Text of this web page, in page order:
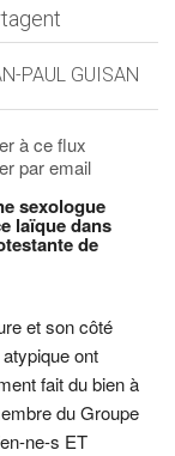
PAUL GUISAN
à ce flux
par email
sexologue
laïque dans
de
et son côté
ont
fait du bien à
du Groupe
ne-s ET